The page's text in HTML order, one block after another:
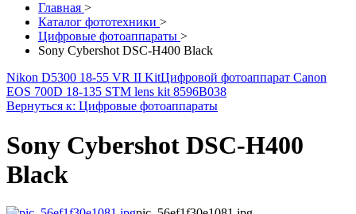
Главная >
Каталог фототехники >
Цифровые фотоаппараты >
Sony Cybershot DSC-H400 Black
Nikon D5300 18-55 VR II KitЦифровой фотоаппарат Canon
EOS 700D 18-135 STM lens kit 8596B038
Вернуться к: Цифровые фотоаппараты
Sony Cybershot DSC-H400
Black